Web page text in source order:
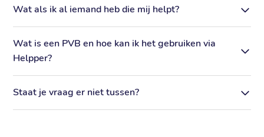
Wat als ik al iemand heb die mij helpt?
Wat is een PVB en hoe kan ik het gebruiken via
Helpper?
Staat je vraag er niet tussen?